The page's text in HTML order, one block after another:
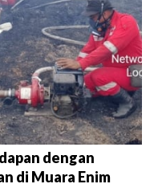
dengan
di Muara Enim